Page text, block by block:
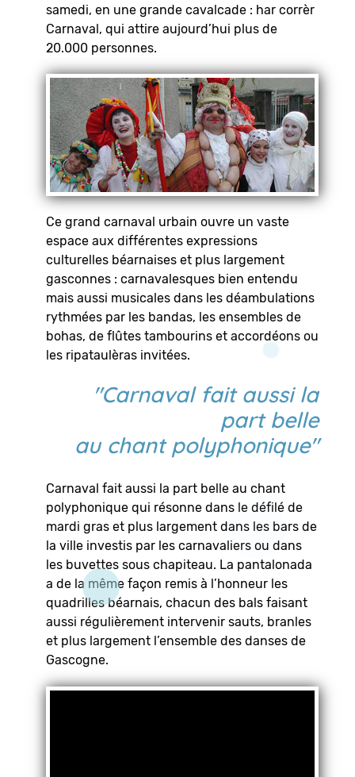
samedi, en une grande cavalcade : har corrèr
Carnaval, qui attire aujourd’hui plus de
20.000 personnes.
Ce grand carnaval urbain ouvre un vaste
espace aux différentes expressions
culturelles béarnaises et plus largement
gasconnes : carnavalesques bien entendu
mais aussi musicales dans les déambulations
rythmées par les bandas, les ensembles de
bohas, de flûtes tambourins et accordéons ou
les ripataulèras invitées.
"Carnaval fait aussi la
part belle
au chant polyphonique"
Carnaval fait aussi la part belle au chant
polyphonique qui résonne dans le défilé de
mardi gras et plus largement dans les bars de
la ville investis par les carnavaliers ou dans
les buvettes sous chapiteau. La pantalonada
a de la même façon remis à l’honneur les
quadrilles béarnais, chacun des bals faisant
aussi régulièrement intervenir sauts, branles
et plus largement l’ensemble des danses de
Gascogne.